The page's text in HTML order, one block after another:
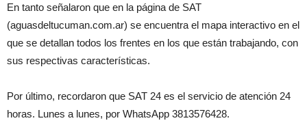
En tanto señalaron que en la página de SAT
(aguasdeltucuman.com.ar) se encuentra el mapa interactivo en el
que se detallan todos los frentes en los que están trabajando, con
sus respectivas características.
Por último, recordaron que SAT 24 es el servicio de atención 24
horas. Lunes a lunes, por WhatsApp 3813576428.